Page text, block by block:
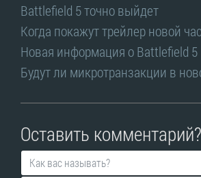
Battlefield 5 точно выйдет
Когда покажут трейлер новой
Новая информация о Battlefield 5
Будут ли микротранзакции в
Оставить комментарий?